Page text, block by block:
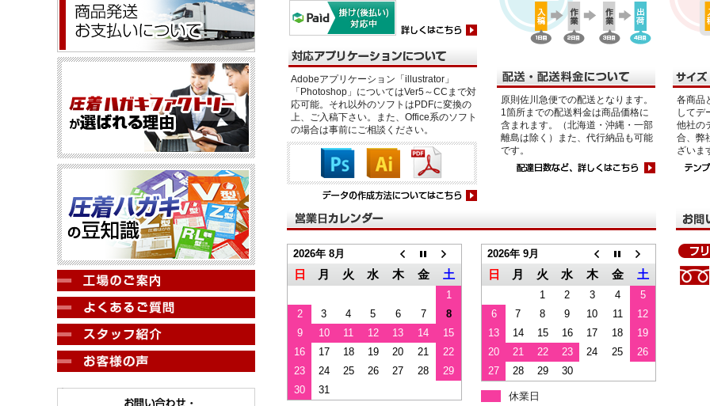
Adobeアプリケーション「illustrator」
「Photoshop」についてはVer5～CCまで対
応可能。それ以外のソフトはPDFに変換の
上、ご入稿下さい。また、Office系のソフト
の場合は事前にご相談ください。
原則佐川急便での配送となります。
1箇所までの配送料金は商品価格に
含まれます。（北海道・沖縄・一部
離島は除く）また、代行納品も可能
です。
各商品
してデ
他社の
合、弊
ざいま
2026年 8月
日 月 火 水 木 金 土
1
2
3 4 5 6 7
8
9
10 11 12 13 14
15
16
17 18 19 20 21
22
23
24 25 26 27 28
29
30
31
2026年 9月
日 月 火 水 木 金 土
1 2 3 4
5
6
7 8 9 10 11
12
13
14 15 16 17 18
19
20
21 22 23 24 25
26
27
28 29 30
休業日